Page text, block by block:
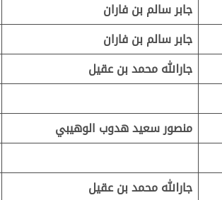
جابر سالم بن فاران
جابر سالم بن فاران
جارالله محمد بن عقيل
منصور سعيد هدوب الوهيبي
جارالله محمد بن عقيل